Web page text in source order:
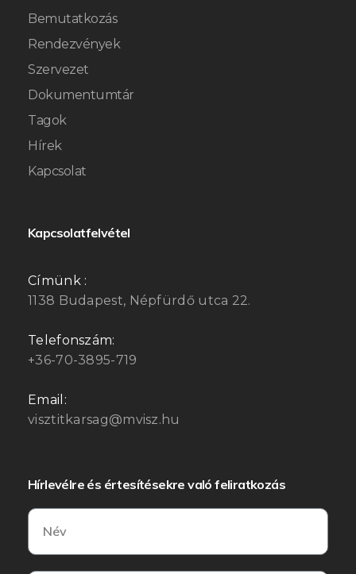
Bemutatkozás
Rendezvények
Szervezet
Dokumentumtár
Tagok
Hírek
Kapcsolat
Kapcsolatfelvétel
Címünk :
1138 Budapest, Népfürdő utca 22.
Telefonszám:
+36-70-3895-719
Email:
visztitkarsag@mvisz.hu
Hírlevélre és értesítésekre való feliratkozás